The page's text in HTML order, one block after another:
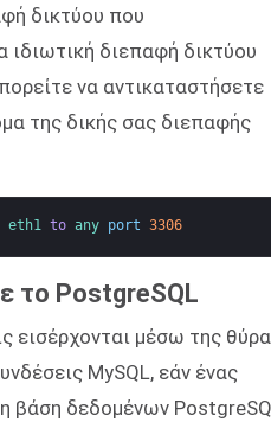
δικτύου που
ιδιωτική διεπαφή δικτύου
να αντικαταστήσετε
της δικής σας διεπαφής
eth1 to any port 3306
το PostgreSQL
εισέρχονται μέσω της
MySQL, εάν ένας
βάση δεδομένων